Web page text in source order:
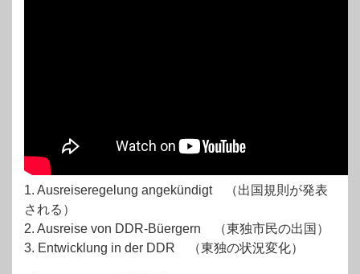
1. Ausreiseregelung angekündigt （出国規則が発表
される）
2. Ausreise von DDR-Büergern （東独市民の出国）
3. Entwicklung in der DDR （東独の状況変化）